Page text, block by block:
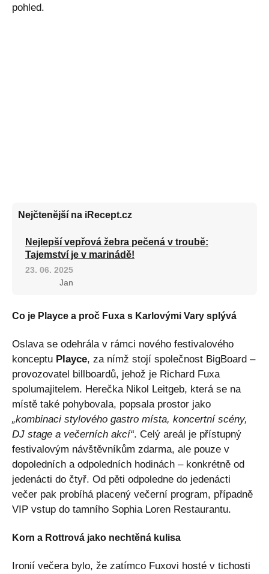
pohled.
Nejčtenější na iRecept.cz
Nejlepší vepřová žebra pečená v troubě:
Tajemství je v marinádě!
23. 06. 2025
Jan
Co je Playce a proč Fuxa s Karlovými Vary splývá
Oslava se odehrála v rámci nového festivalového
konceptu Playce, za nímž stojí společnost BigBoard –
provozovatel billboardů, jehož je Richard Fuxa
spolumajitelem. Herečka Nikol Leitgeb, která se na
místě také pohybovala, popsala prostor jako
„kombinaci stylového gastro místa, koncertní scény,
DJ stage a večerních akcí“. Celý areál je přístupný
festivalovým návštěvníkům zdarma, ale pouze v
dopoledních a odpoledních hodinách – konkrétně od
jedenácti do čtyř. Od pěti odpoledne do jedenácti
večer pak probíhá placený večerní program, případně
VIP vstup do tamního Sophia Loren Restaurantu.
Korn a Rottrová jako nechtěná kulisa
Ironií večera bylo, že zatímco Fuxovi hosté v tichosti